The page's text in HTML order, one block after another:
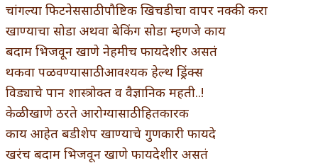
चांगल्या फिटनेससाठी पौष्टिक खिचडीचा वापर नक्की करा
खाण्याचा सोडा अथवा बेकिंग सोडा म्हणजे काय
बदाम भिजवून खाणे नेहमीच फायदेशीर असतं
थकवा पळवण्यासाठी आवश्यक हेल्थ ड्रिंक्स
विड्याचे पान शास्त्रोक्त व वैज्ञानिक महती..!
केळी खाणे ठरते आरोग्यासाठी हितकारक
काय आहेत बडीशेप खाण्याचे गुणकारी फायदे
खरंच बदाम भिजवून खाणे फायदेशीर असतं